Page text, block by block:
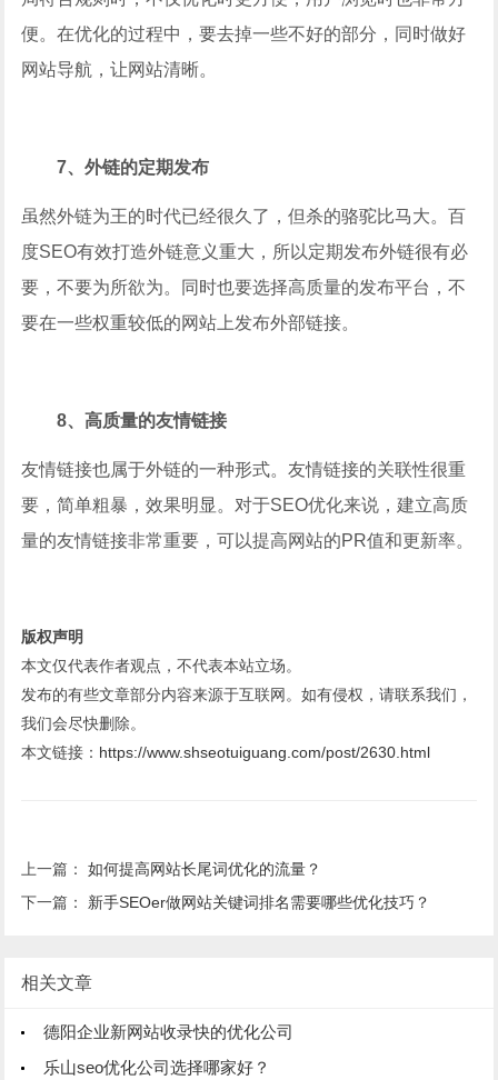
便。在优化的过程中，要去掉一些不好的部分，同时做好
网站导航，让网站清晰。
7、外链的定期发布
虽然外链为王的时代已经很久了，但杀的骆驼比马大。百
度SEO有效打造外链意义重大，所以定期发布外链很有必
要，不要为所欲为。同时也要选择高质量的发布平台，不
要在一些权重较低的网站上发布外部链接。
8、高质量的友情链接
友情链接也属于外链的一种形式。友情链接的关联性很重
要，简单粗暴，效果明显。对于SEO优化来说，建立高质
量的友情链接非常重要，可以提高网站的PR值和更新率。
版权声明
本文仅代表作者观点，不代表本站立场。
发布的有些文章部分内容来源于互联网。如有侵权，请联系我们，
我们会尽快删除。
本文链接： https://www.shseotuiguang.com/post/2630.html
上一篇：如何提高网站长尾词优化的流量？
下一篇： 新手SEOer做网站关键词排名需要哪些优化技巧？
相关文章
德阳企业新网站收录快的优化公司
乐山seo优化公司选择哪家好？